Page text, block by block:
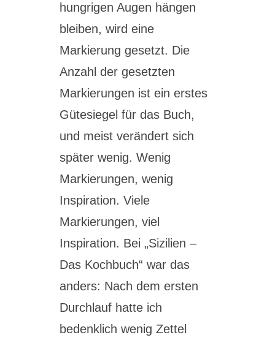
hungrigen Augen hängen
bleiben, wird eine
Markierung gesetzt. Die
Anzahl der gesetzten
Markierungen ist ein erstes
Gütesiegel für das Buch,
und meist verändert sich
später wenig. Wenig
Markierungen, wenig
Inspiration. Viele
Markierungen, viel
Inspiration. Bei „Sizilien –
Das Kochbuch“ war das
anders: Nach dem ersten
Durchlauf hatte ich
bedenklich wenig Zettel